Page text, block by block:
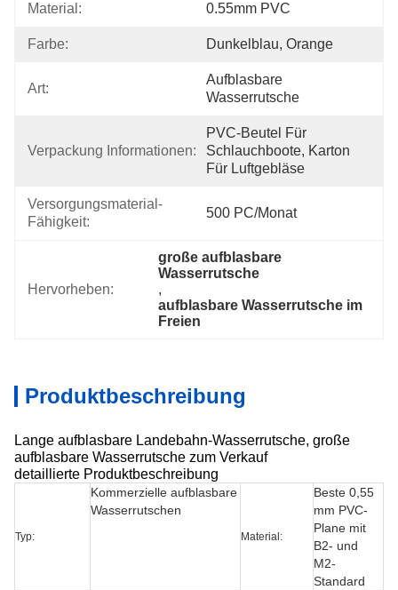
Material: 0.55mm PVC
Farbe: Dunkelblau, Orange
Art:
Aufblasbare
Wasserrutsche
Verpackung Informationen:
PVC-Beutel Für
Schlauchboote, Karton
Für Luftgebläse
Versorgungsmaterial-
Fähigkeit:
500 PC/Monat
Hervorheben:
große aufblasbare
Wasserrutsche
,
aufblasbare Wasserrutsche im
Freien
Produktbeschreibung
Lange aufblasbare Landebahn-Wasserrutsche, große
aufblasbare Wasserrutsche zum Verkauf
detaillierte Produktbeschreibung
Typ:
Kommerzielle aufblasbare
Wasserrutschen
Material:
Beste 0,55
mm PVC-
Plane mit
B2- und
M2-
Standard